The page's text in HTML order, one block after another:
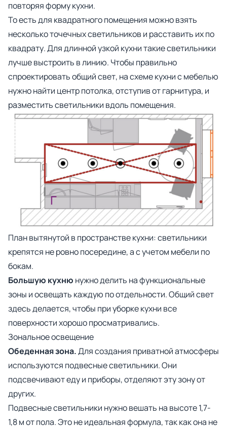
повторяя форму кухни.
То есть для квадратного помещения можно взять
несколько точечных светильников и расставить их по
квадрату. Для длинной узкой кухни такие светильники
лучше выстроить в линию. Чтобы правильно
спроектировать общий свет, на схеме кухни с мебелью
нужно найти центр потолка, отступив от гарнитура, и
разместить светильники вдоль помещения.
План вытянутой в пространстве кухни: светильники
крепятся не ровно посередине, а с учетом мебели по
бокам.
Большую кухню нужно делить на функциональные
зоны и освещать каждую по отдельности. Общий свет
здесь делается, чтобы при уборке кухни все
поверхности хорошо просматривались.
Зональное освещение
Обеденная зона.Для создания приватной атмосферы
используются подвесные светильники. Они
подсвечивают еду и приборы, отделяют эту зону от
других.
Подвесные светильники нужно вешать на высоте 1,7-
1,8 м от пола. Это не идеальная формула, так как она не